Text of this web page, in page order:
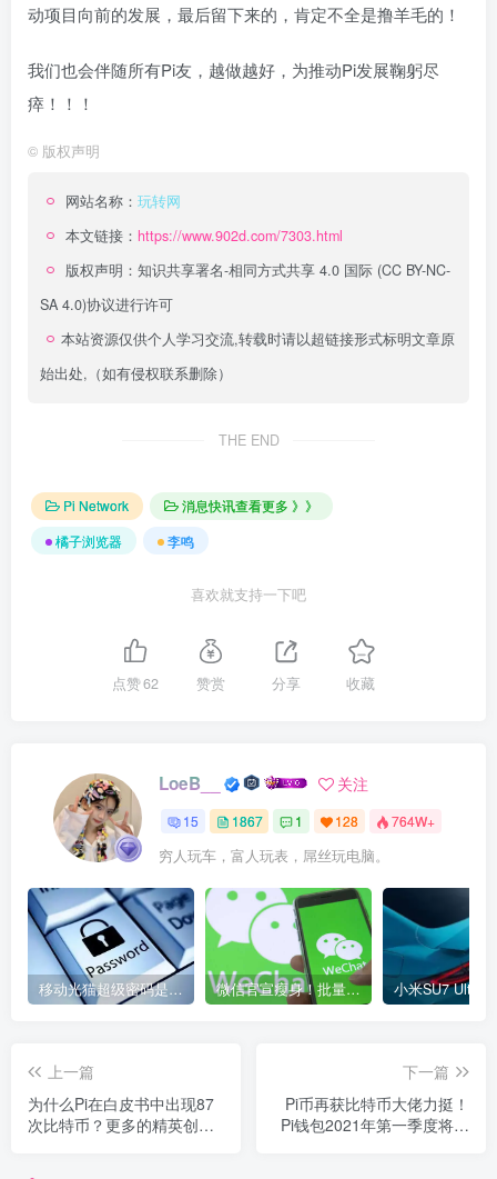
动项目向前的发展，最后留下来的，肯定不全是撸羊毛的！
我们也会伴随所有Pi友，越做越好，为推动Pi发展鞠躬尽
瘁！！！
© 版权声明
网站名称： 玩转网
本文链接： https://www.902d.com/7303.html
版权声明： 知识共享署名-相同方式共享 4.0 国际 (CC BY-NC-
SA 4.0)协议进行许可
本站资源仅供个人学习交流,转载时请以超链接形式标明文章原
始出处,（如有侵权联系删除）
THE END
Pi Network
消息快讯查看更多 》》
橘子浏览器
李鸣
喜欢就支持一下吧
点赞62 赞赏 分享 收藏
LoeB__ 关注
15 1867 1 128 764W+
穷人玩车，富人玩表，屌丝玩电脑。
移动光猫超级密码是多少？移动光猫超级管理员后台账号与密码 微信官宣瘦身！批量清理原图新功能来了 安卓、iOS均可使用
上一篇
为什么Pi在白皮书中出现87
次比特币？更多的精英创客
下一篇
Pi币再获比特币大佬力挺！
Pi钱包2021年第一季度将上